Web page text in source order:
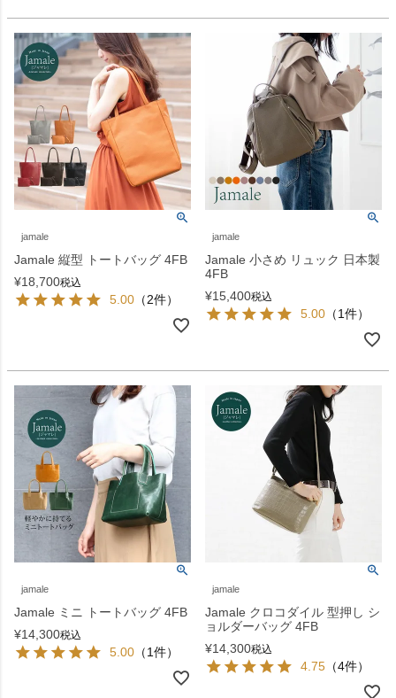
jamale
Jamale 縦型 トートバッグ 4FB
¥18,700税込
5.00 （2件）
jamale
Jamale 小さめ リュック 日本製
4FB
¥15,400税込
5.00 （1件）
jamale
Jamale ミニ トートバッグ 4FB
¥14,300税込
5.00 （1件）
jamale
Jamale クロコダイル 型押し シ
ョルダーバッグ 4FB
¥14,300税込
4.75 （4件）